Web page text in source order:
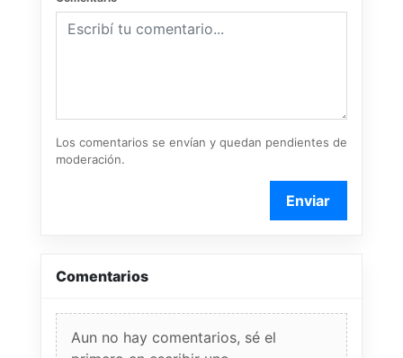
Los comentarios se envían y quedan pendientes de
moderación.
Enviar
Comentarios
Aun no hay comentarios, sé el